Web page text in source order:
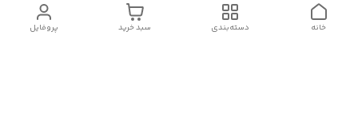
پروفایل سبد خرید دسته‌بندی خانه